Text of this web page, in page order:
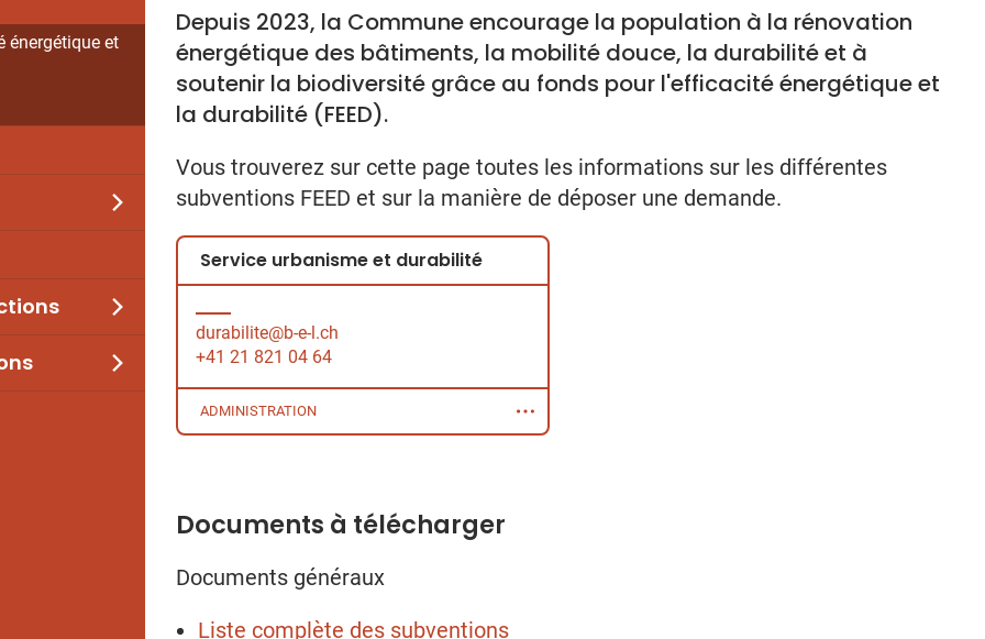
énergétique et
Depuis 2023, la Commune encourage la population à la rénovation
énergétique des bâtiments, la mobilité douce, la durabilité et à
soutenir la biodiversité grâce au fonds pour l'efficacité énergétique et
la durabilité (FEED).
Vous trouverez sur cette page toutes les informations sur les différentes
subventions FEED et sur la manière de déposer une demande.
Service urbanisme et durabilité
durabilite@b-e-l.ch
+41 21 821 04 64
ADMINISTRATION
Documents à télécharger
Documents généraux
Liste complète des subventions